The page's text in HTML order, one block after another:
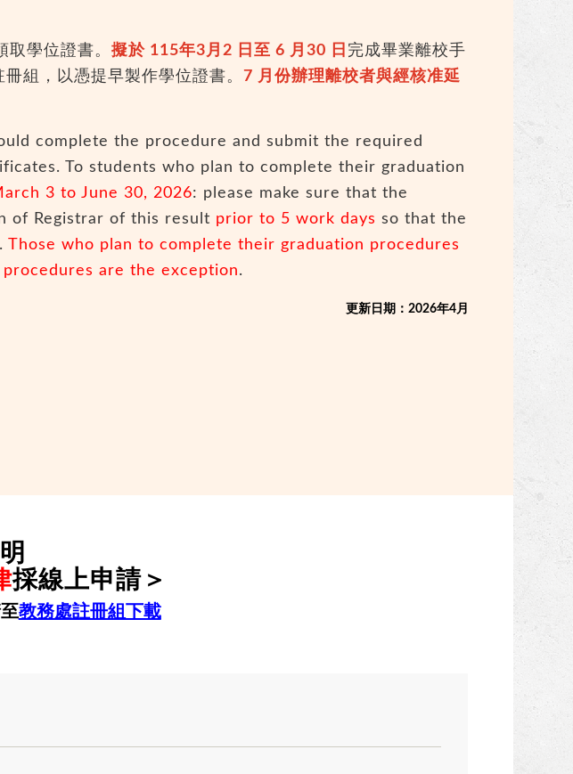
取學位證書。擬於 115年3月2 日至 6 月30 日 完成畢業離校手
冊組，以憑提早製作學位證書。 7 月份辦理離校者與經核准延
complete the procedure and submit the required
To students who plan to complete their graduation
3 to June 30, 2026: please make sure that the
of Registrar of this result prior to 5 work days so that the
Those who plan to complete their graduation procedures
are the exception.
更新日期：2026年4月
採線上申請＞
教務處註冊組下載